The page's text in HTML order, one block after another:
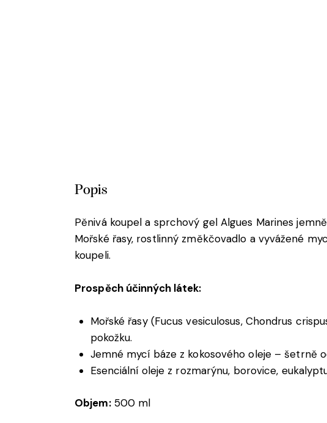
Popis
Pěnivá koupel a sprchový gel Algues Marines
Mořské řasy, rostlinný změkčovadlo a vyvážené
koupeli.
Prospěch účinných látek:
Mořské řasy (Fucus vesiculosus, Chondrus
pokožku.
Jemné mycí báze z kokosového oleje – šetrně
Esenciální oleje z rozmarýnu, borovice,
Objem:500 ml